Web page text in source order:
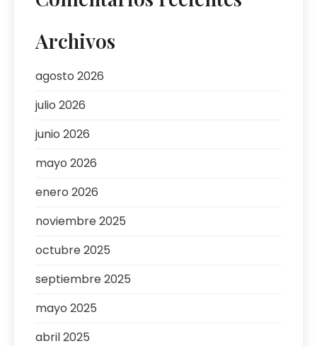
Archivos
agosto 2026
julio 2026
junio 2026
mayo 2026
enero 2026
noviembre 2025
octubre 2025
septiembre 2025
mayo 2025
abril 2025